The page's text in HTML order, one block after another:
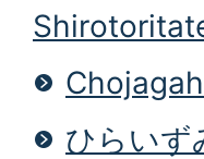
ひらいず